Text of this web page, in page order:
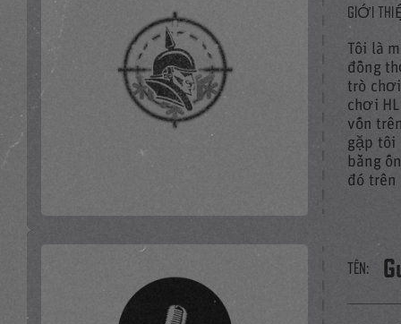
GIỚI
Tôi là
đồng
trò
chơi
vốn
gặp tôi
bằng
đó
PHÁT TOÀN BỘ
TÊN: